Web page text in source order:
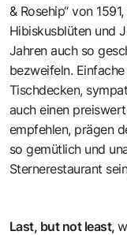
& Rosehip“ von
Hibiskusblüten und
Jahren auch so
bezweifeln.
Tischdecken,
auch einen
empfehlen, prägen
so gemütlich und
Sternerestaurant
Last, but not least,